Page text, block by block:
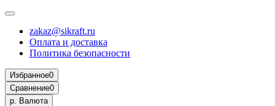
zakaz@sikraft.ru
Оплата и доставка
Политика безопасности
Избранное0
Сравнение0
р. Валюта